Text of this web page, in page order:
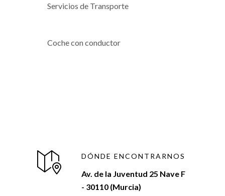
Servicios de Transporte
Coche con conductor
DÓNDE ENCONTRARNOS
Av. de la Juventud 25 Nave F
- 30110 (Murcia)